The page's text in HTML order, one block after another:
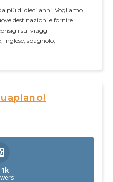
più di dieci anni. Vogliamo
destinazioni e fornire
sui viaggi
spagnolo,